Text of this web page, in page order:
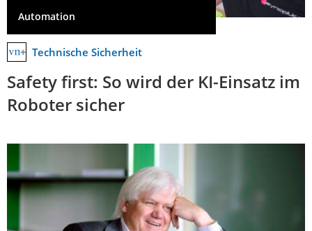
Automation
Technische Sicherheit
Safety first: So wird der KI-Einsatz im
Roboter sicher